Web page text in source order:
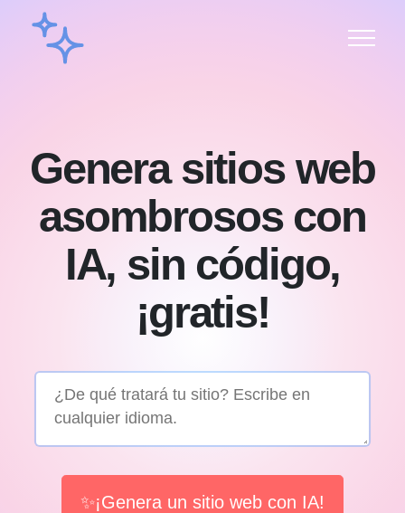
Genera sitios web
asombrosos con
IA, sin código,
¡gratis!
✨¡Genera un sitio web con IA!